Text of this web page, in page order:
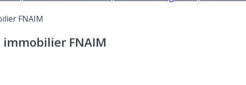
FNAIM
immobilier FNAIM